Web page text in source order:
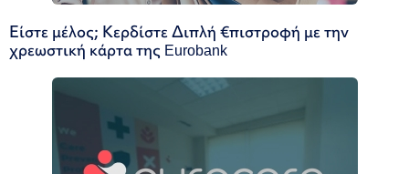
Είστε μέλος; Κερδίστε Διπλή €πιστροφή με την
χρεωστική κάρτα της Eurobank